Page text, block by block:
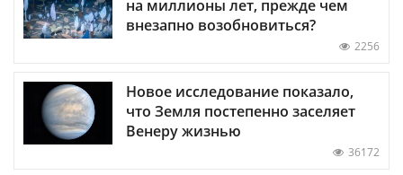
на миллионы лет, прежде чем
внезапно возобновиться?
2256
Новое исследование показало,
что Земля постепенно заселяет
Венеру жизнью
36172